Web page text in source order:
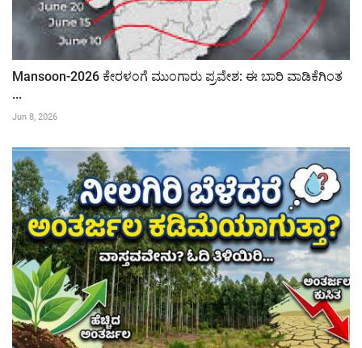
Mansoon-2026 ಕೇರಳಂಗೆ ಮುಂಗಾರು ಪ್ರವೇಶ: ಈ ಬಾರಿ ವಾಡಿಕೆಗಿಂತ
...
Jun 8, 2026